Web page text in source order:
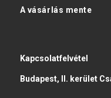
A vásárlás mente
Kapcsolatfelvétel
Budapest, II. kerület